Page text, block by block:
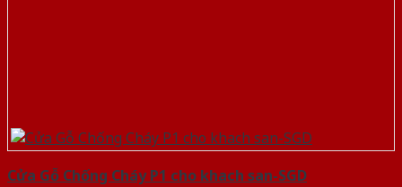
Cửa Gỗ Chống Cháy P1 cho khach san-SGD